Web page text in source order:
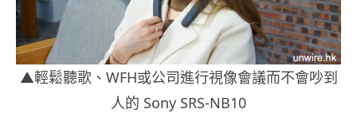
▲輕鬆聽歌、WFH或公司進行視像會議而不會吵到
人的 Sony SRS-NB10